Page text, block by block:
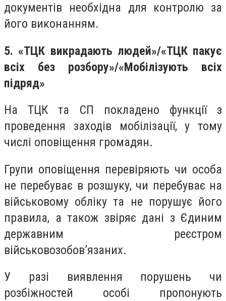
документів необхідна для контролю за
його виконанням.
5. «ТЦК викрадають людей»/«ТЦК пакує
всіх без розбору»/«Мобілізують всіх
підряд»
На ТЦК та СП покладено функції з
проведення заходів мобілізації, у тому
числі оповіщення громадян.
Групи оповіщення перевіряють чи особа
не перебуває в розшуку, чи перебуває на
військовому обліку та не порушує його
правила, а також звіряє дані з Єдиним
державним реєстром
військовозобов’язаних.
У разі виявлення порушень чи
розбіжностей особі пропонують